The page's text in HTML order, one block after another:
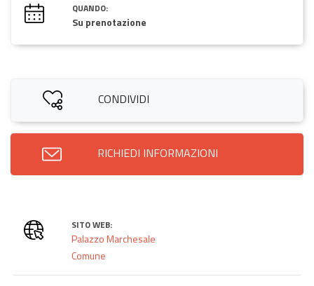
QUANDO:
Su prenotazione
CONDIVIDI
RICHIEDI INFORMAZIONI
SITO WEB:
Palazzo Marchesale
Comune